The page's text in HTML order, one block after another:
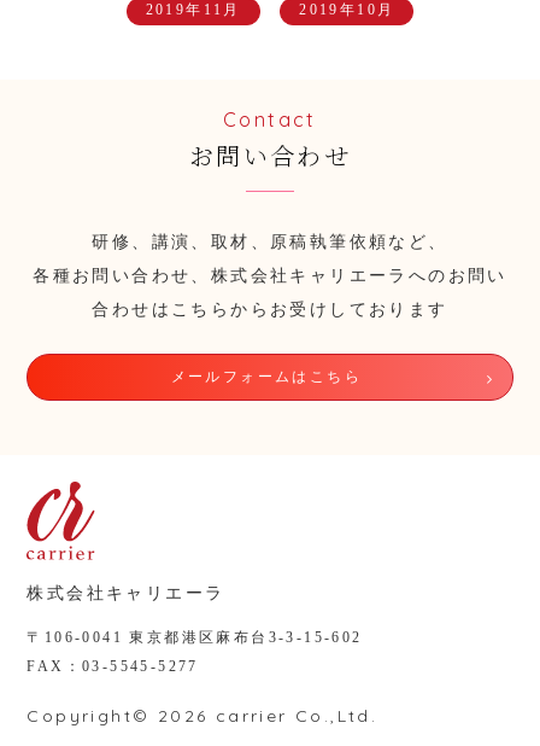
2019年11月 2019年10月
Contact
お問い合わせ
研修、講演、取材、原稿執筆依頼など、
各種お問い合わせ、株式会社キャリエーラへのお問い
合わせはこちらからお受けしております
メールフォームはこちら
株式会社キャリエーラ
〒106-0041 東京都港区麻布台3-3-15-602
FAX：03-5545-5277
Copyright© 2026 carrier Co.,Ltd.